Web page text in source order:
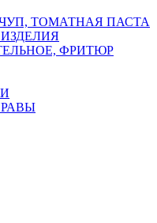
ТОМАТНАЯ ПАСТА
ФРИТЮР